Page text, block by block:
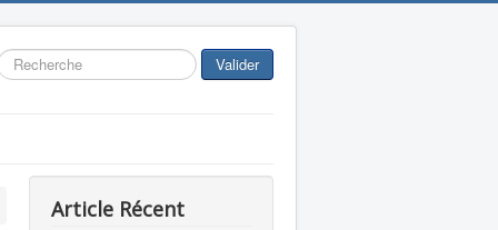
Valider
Article Récent